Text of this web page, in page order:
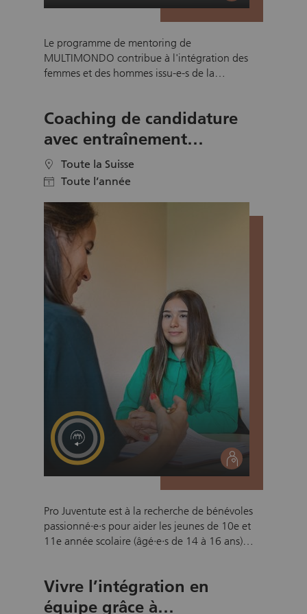
Le programme de mentoring de
MULTIMONDO contribue à l'intégration des
femmes et des hommes issu-e-s de la
complets, le mentoring améliore
l'employabilité des personnes concernées et
leur permet de faire usage de leurs ressources
sur le marché du travail. Accompagnez les
personnes issues de la migration dans leur
et développez ensemble des solutions
concrètes.
Coaching de candidature
avec entraînement
téléphonique – bénévolat
Pro Juventute
location Toute la Suisse
calendar Toute l’année
social
Pro Juventute est à la recherche de bénévoles
passionné·e·s pour aider les jeunes de 10e et
11e année scolaire (âgé·e·s de 14 à 16 ans)
à une entreprise permet aux jeunes de se
confronter à la réalité des démarches liées à la
Vivre l’intégration en
équipe grâce à